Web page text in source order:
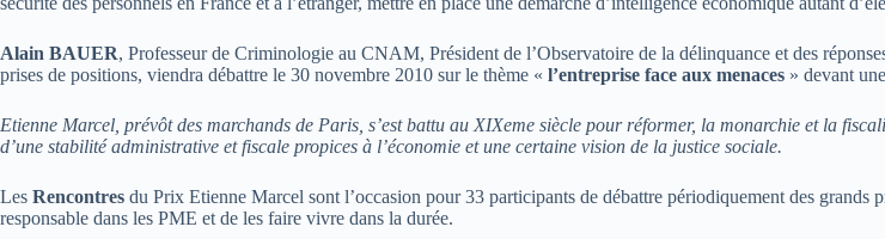
Alain BAUER, Professeur de Criminologie au CNAM, Président de l’Observatoire de la délinquance et des
prises de positions, viendra débattre le 30 novembre 2010 sur le thème « l’entreprise face aux menaces » devant
Etienne Marcel, prévôt des marchands de Paris, s’est battu au XIXeme siècle pour réformer, la monarchie et la
d’une stabilité administrative et fiscale propices à l’économie et une certaine vision de la justice sociale.
Les Rencontres du Prix Etienne Marcel sont l’occasion pour 33 participants de débattre périodiquement des grands
responsable dans les PME et de les faire vivre dans la durée.